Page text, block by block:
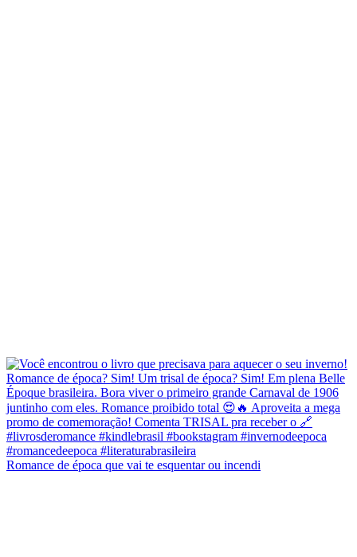
Romance de época que vai te esquentar ou incendi